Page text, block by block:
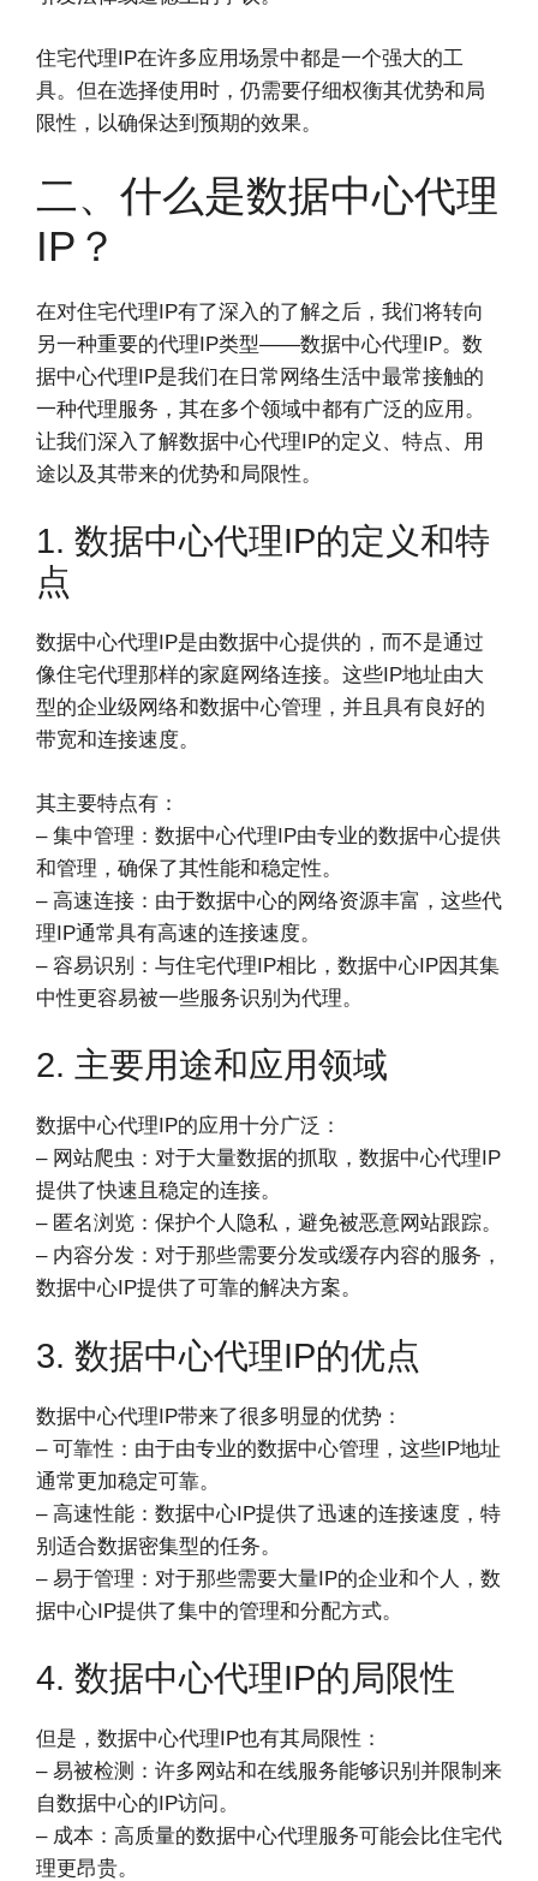
住宅代理IP在许多应用场景中都是一个强大的工
具。但在选择使用时，仍需要仔细权衡其优势和局
限性，以确保达到预期的效果。
二、什么是数据中心代理
IP？
在对住宅代理IP有了深入的了解之后，我们将转向
另一种重要的代理IP类型——数据中心代理IP。数
据中心代理IP是我们在日常网络生活中最常接触的
一种代理服务，其在多个领域中都有广泛的应用。
让我们深入了解数据中心代理IP的定义、特点、用
途以及其带来的优势和局限性。
1. 数据中心代理IP的定义和特
点
数据中心代理IP是由数据中心提供的，而不是通过
像住宅代理那样的家庭网络连接。这些IP地址由大
型的企业级网络和数据中心管理，并且具有良好的
带宽和连接速度。
其主要特点有：
– 集中管理：数据中心代理IP由专业的数据中心提供
和管理，确保了其性能和稳定性。
– 高速连接：由于数据中心的网络资源丰富，这些代
理IP通常具有高速的连接速度。
– 容易识别：与住宅代理IP相比，数据中心IP因其集
中性更容易被一些服务识别为代理。
2. 主要用途和应用领域
数据中心代理IP的应用十分广泛：
– 网站爬虫：对于大量数据的抓取，数据中心代理IP
提供了快速且稳定的连接。
– 匿名浏览：保护个人隐私，避免被恶意网站跟踪。
– 内容分发：对于那些需要分发或缓存内容的服务，
数据中心IP提供了可靠的解决方案。
3. 数据中心代理IP的优点
数据中心代理IP带来了很多明显的优势：
– 可靠性：由于由专业的数据中心管理，这些IP地址
通常更加稳定可靠。
– 高速性能：数据中心IP提供了迅速的连接速度，特
别适合数据密集型的任务。
– 易于管理：对于那些需要大量IP的企业和个人，数
据中心IP提供了集中的管理和分配方式。
4. 数据中心代理IP的局限性
但是，数据中心代理IP也有其局限性：
– 易被检测：许多网站和在线服务能够识别并限制来
自数据中心的IP访问。
– 成本：高质量的数据中心代理服务可能会比住宅代
理更昂贵。